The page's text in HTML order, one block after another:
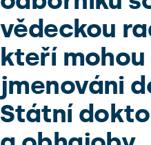
vědeckou
kteří
jmenováni
Státní